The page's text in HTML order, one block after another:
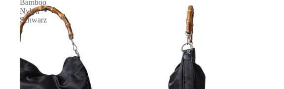
Bamboo
Nylon
Schwarz